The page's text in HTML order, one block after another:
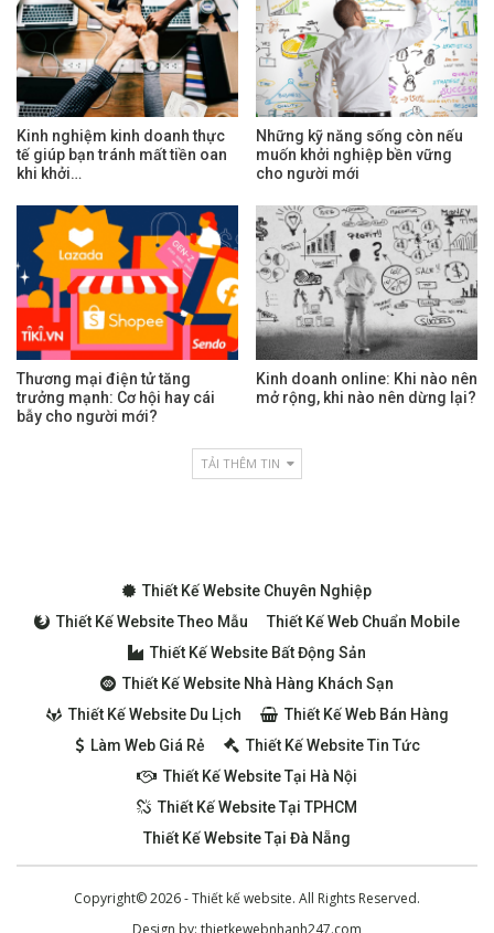
Kinh nghiệm kinh doanh thực
tế giúp bạn tránh mất tiền oan
khi khởi…
Những kỹ năng sống còn nếu
muốn khởi nghiệp bền vững
cho người mới
Thương mại điện tử tăng
trưởng mạnh: Cơ hội hay cái
bẫy cho người mới?
Kinh doanh online: Khi nào nên
mở rộng, khi nào nên dừng lại?
TẢI THÊM TIN
Thiết Kế Website Chuyên Nghiệp
Thiết Kế Website Theo Mẫu
Thiết Kế Web Chuẩn Mobile
Thiết Kế Website Bất Động Sản
Thiết Kế Website Nhà Hàng Khách Sạn
Thiết Kế Website Du Lịch
Thiết Kế Web Bán Hàng
Làm Web Giá Rẻ
Thiết Kế Website Tin Tức
Thiết Kế Website Tại Hà Nội
Thiết Kế Website Tại TPHCM
Thiết Kế Website Tại Đà Nẵng
Copyright© 2026 - Thiết kế website. All Rights Reserved.